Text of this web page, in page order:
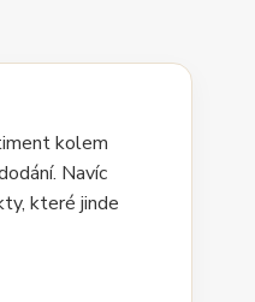
kolem
Navíc
které jinde